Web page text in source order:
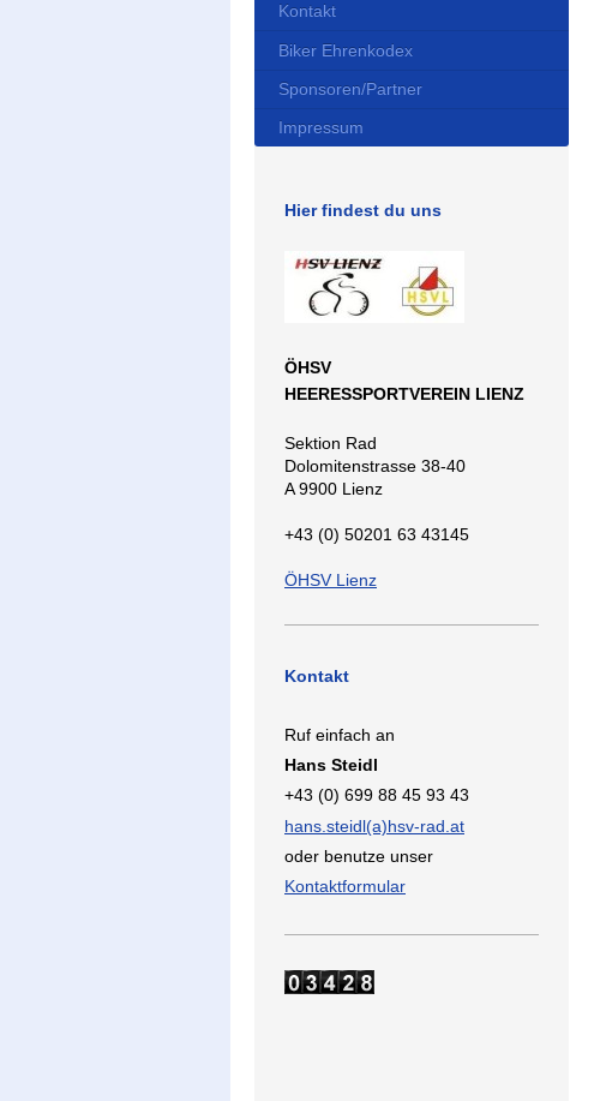
Kontakt
Biker Ehrenkodex
Sponsoren/Partner
Impressum
Hier findest du uns
ÖHSV
HEERESSPORTVEREIN LIENZ
Sektion Rad
Dolomitenstrasse 38-40
A 9900 Lienz
+43 (0) 50201 63 43145
ÖHSV Lienz
Kontakt
Ruf einfach an
Hans Steidl
+43 (0) 699 88 45 93 43
hans.steidl(a)hsv-rad.at
oder benutze unser
Kontaktformular